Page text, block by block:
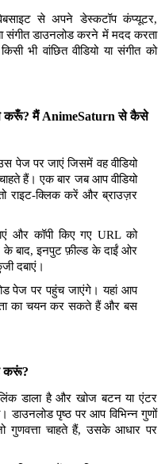
से अपने डेस्कटॉप कंप्यूटर,
संगीत डाउनलोड करने में मदद करता
भी वांछित वीडियो या संगीत को
करूँ? मैं AnimeSaturn से कैसे
पेज पर जाएं जिसमें वह वीडियो
हैं। एक बार जब आप वीडियो
राइट-क्लिक करें और ब्राउज़र
और कॉपी किए गए URL को
बाद, इनपुट फ़ील्ड के दाईं ओर
दबाएं।
पेज पर पहुंच जाएंगे। यहां आप
का चयन कर सकते हैं और बस
करूं?
डाला है और खोज बटन या एंटर
डाउनलोड पृष्ठ पर आप विभिन्न गुणों
गुणवत्ता चाहते हैं, उसके आधार पर